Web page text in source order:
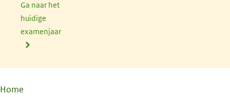
Ga naar het
huidige
examenjaar
Home